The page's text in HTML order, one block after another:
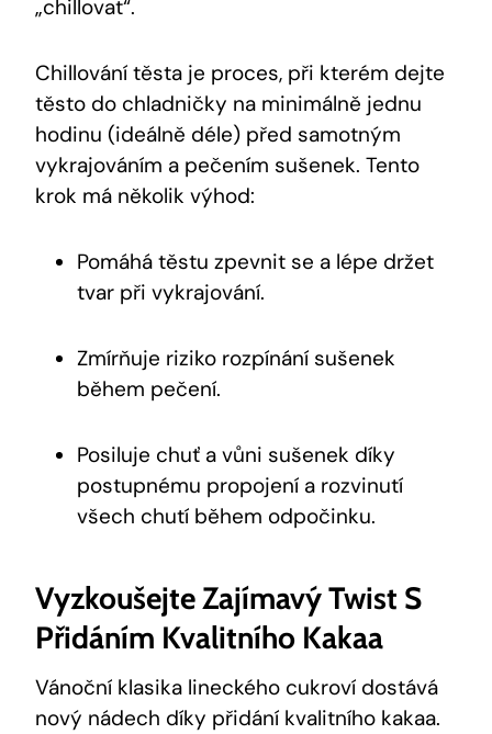
„chillovat“.
Chillování těsta je proces, při ⁢kterém dejte
těsto do chladničky ⁣na minimálně jednu
hodinu (ideálně déle) ​před samotným
vykrajováním⁢ a pečením sušenek. Tento
krok ⁤má několik výhod:
Pomáhá těstu zpevnit se a lépe držet
tvar při vykrajování.
Zmírňuje ⁢riziko ⁣rozpínání ⁣sušenek
‍během​ pečení.
Posiluje chuť a vůni sušenek díky
postupnému propojení ⁢a rozvinutí
všech chutí během odpočinku.
Vyzkoušejte Zajímavý Twist S
Přidáním Kvalitního Kakaa
Vánoční klasika lineckého cukroví dostává ​
nový nádech díky‌ přidání kvalitního kakaa.